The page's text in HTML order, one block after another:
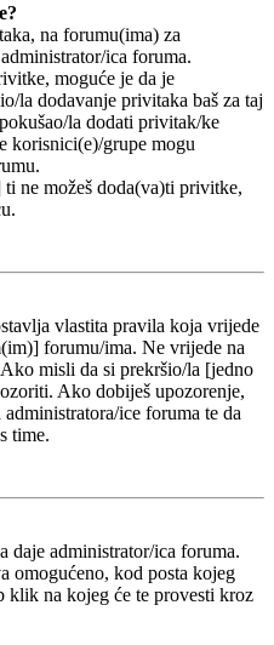
na forumu(ima) za
ica foruma.
moguće je da je
la dodavanje privitaka baš za taj
la dodati privitak/ke
korisnici(e)/grupe mogu
ne možeš doda(va)ti privitke,
vlastita pravila koja vrijede
forumu/ima. Ne vrijede na
misli da si prekršio/la [jedno
Ako dobiješ upozorenje,
ice foruma te da
time.
daje administrator/ica foruma.
omogućeno, kod posta kojeg
klik na kojeg će te provesti kroz